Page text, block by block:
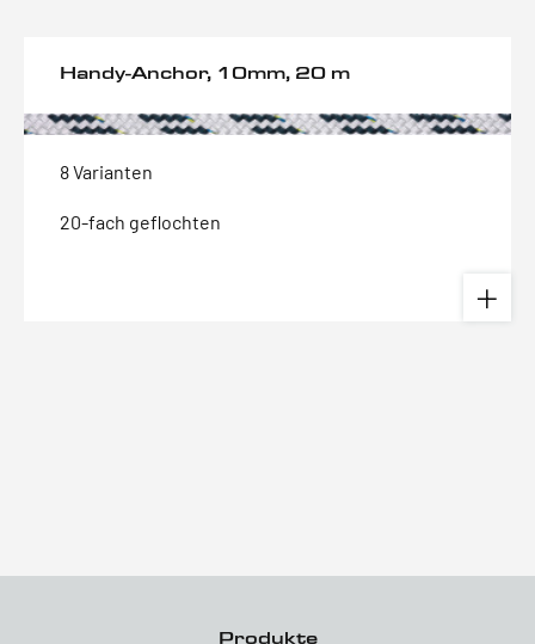
Handy-Anchor, 10mm, 20 m
8 Varianten
20-fach geflochten
Produkte